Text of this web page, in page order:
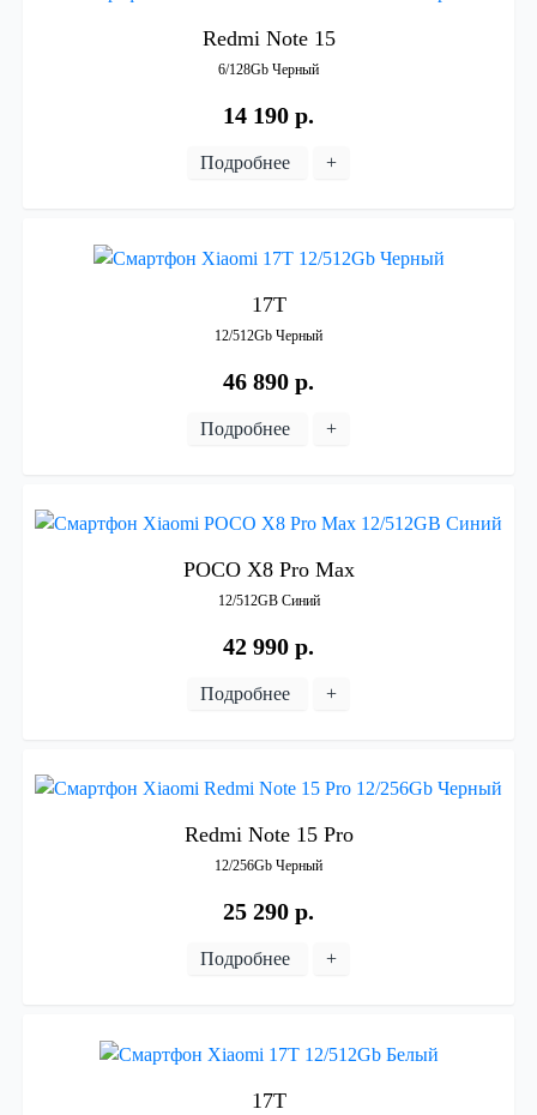
Redmi Note 15
6/128Gb Черный
14 190 р.
Подробнее +
17T
12/512Gb Черный
46 890 р.
Подробнее +
POCO X8 Pro Max
12/512GB Синий
42 990 р.
Подробнее +
Redmi Note 15 Pro
12/256Gb Черный
25 290 р.
Подробнее +
17T